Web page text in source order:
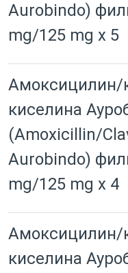
Aurobindo)
mg/125 mg x 5
Амоксицилин/
киселина
(Amoxicillin/
Aurobindo)
mg/125 mg x 4
Амоксицилин/
киселина